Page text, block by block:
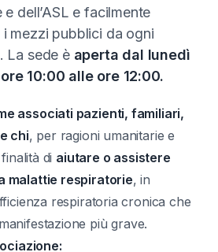
dell’ASL e facilmente
mezzi pubblici da ogni
La sede è aperta dal lunedì
10:00 alle ore 12:00.
associati pazienti, familiari,
chi, per ragioni umanitarie e
di aiutare o assistere
malattie respiratorie, in
respiratoria cronica che
più grave.